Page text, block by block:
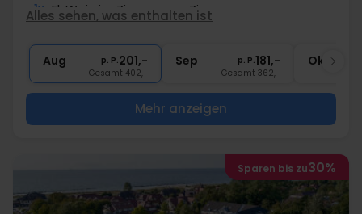
1x Fl. Wein im Zimmer pro Zimmer
1x Fl. Wasser im Zimmer pro Zimmer
Alles sehen, was enthalten ist
Aug p. P.201,-
Gesamt 402,-
Sep p. P.181,-
Gesamt 362,-
Okt
Mehr anzeigen
Sparen bis zu30%